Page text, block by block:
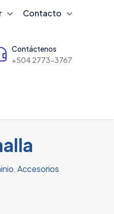
Contacto
Contáctenos
+504 2773-3767
Accesorios